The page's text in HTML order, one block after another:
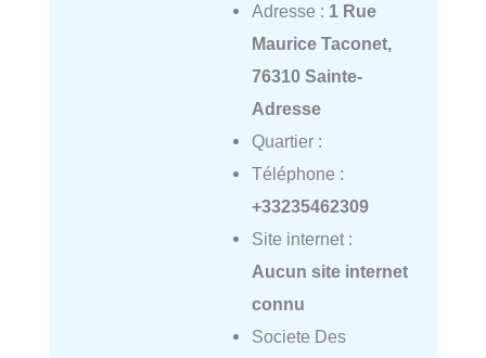
Adresse : 1 Rue
Maurice Taconet,
76310 Sainte-
Adresse
Quartier :
Téléphone :
+33235462309
Site internet :
Aucun site internet
connu
Societe Des